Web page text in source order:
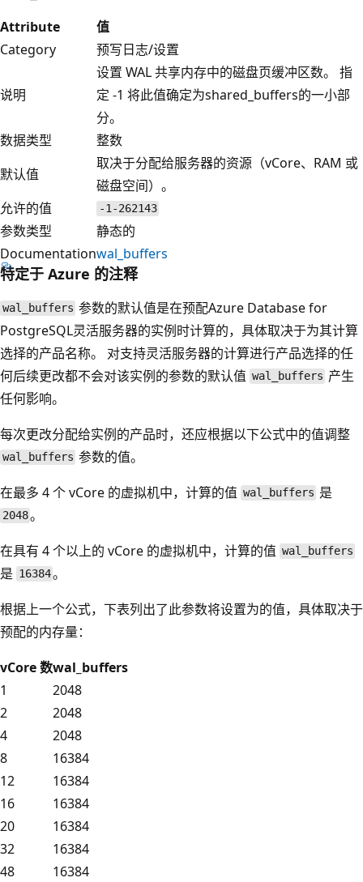
Attribute
值
Category
预写日志/设置
说明
设置 WAL 共享内存中的磁盘页缓冲区数。 指
定 -1 将此值确定为shared_buffers的一小部
分。
数据类型
整数
默认值
取决于分配给服务器的资源（vCore、RAM 或
磁盘空间）。
允许的值
-1-262143
参数类型
静态的
Documentationwal_buffers
特定于 Azure 的注释
wal_buffers 参数的默认值是在预配Azure Database for
PostgreSQL灵活服务器的实例时计算的，具体取决于为其计算
选择的产品名称。 对支持灵活服务器的计算进行产品选择的任
何后续更改都不会对该实例的参数的默认值 wal_buffers 产生
任何影响。
每次更改分配给实例的产品时，还应根据以下公式中的值调整
wal_buffers 参数的值。
在最多 4 个 vCore 的虚拟机中，计算的值 wal_buffers 是
2048。
在具有 4 个以上的 vCore 的虚拟机中，计算的值 wal_buffers
是 16384。
根据上一个公式，下表列出了此参数将设置为的值，具体取决于
预配的内存量：
vCore 数wal_buffers
1
2048
2
2048
4
2048
8
16384
12
16384
16
16384
20
16384
32
16384
48
16384